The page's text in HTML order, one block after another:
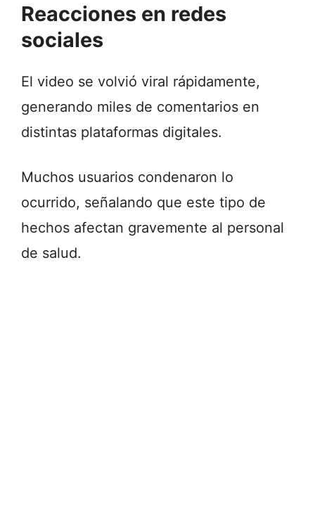
Reacciones en redes
sociales
El video se volvió viral rápidamente,
generando miles de comentarios en
distintas plataformas digitales.
Muchos usuarios condenaron lo
ocurrido, señalando que este tipo de
hechos afectan gravemente al personal
de salud.